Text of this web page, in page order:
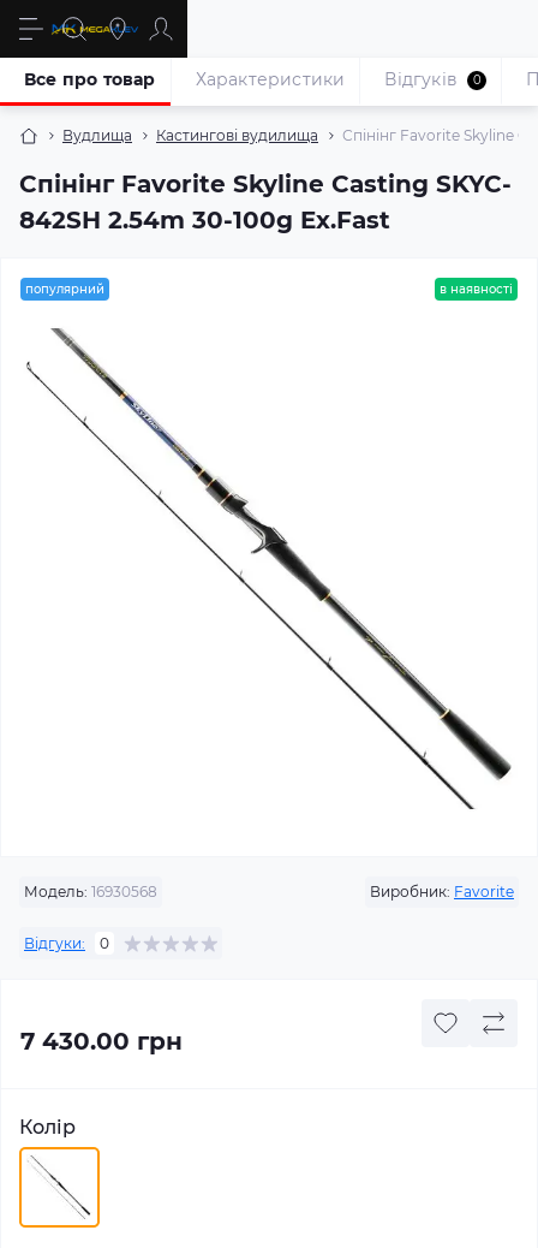
Вудлища Кастингові вудилища Спінінг Favorite Skyline
Спінінг Favorite Skyline Casting SKYC-
842SH 2.54m 30-100g Ex.Fast
Все про товар Характеристики Відгуків 0
популярний в наявності
Модель: 16930568 Виробник: Favorite
Відгуки: 0
7 430.00 грн
Колір